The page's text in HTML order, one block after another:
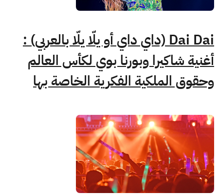
Dai Dai (داي داي أو يلّا يلّا بالعربي) :
أغنية شاكيرا وبورنا بوي لكأس العالم
وحقوق الملكية الفكرية الخاصة بها